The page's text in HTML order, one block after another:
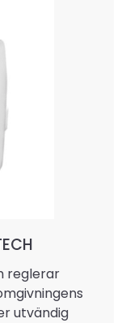
reglerar
utvändig